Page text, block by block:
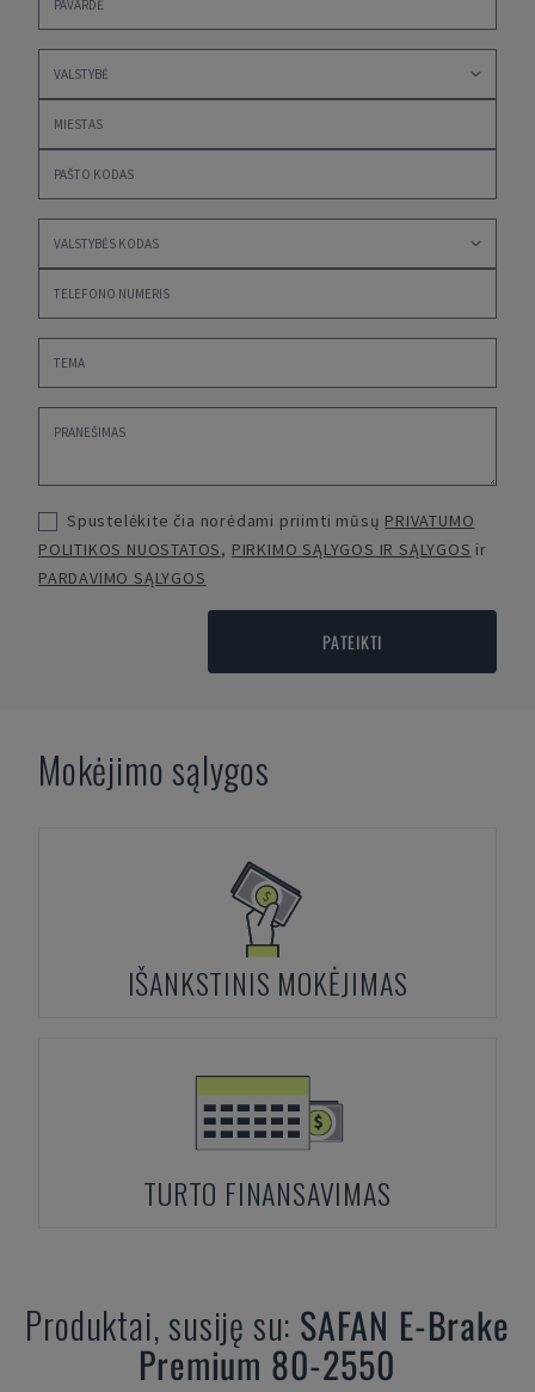
Spustelėkite čia norėdami priimti mūsų PRIVATUMO
POLITIKOS NUOSTATOS, PIRKIMO SĄLYGOS IR SĄLYGOS ir
PARDAVIMO SĄLYGOS
PATEIKTI
Mokėjimo sąlygos
IŠANKSTINIS MOKĖJIMAS
TURTO FINANSAVIMAS
Produktai, susiję su: SAFAN E-Brake
Premium 80-2550